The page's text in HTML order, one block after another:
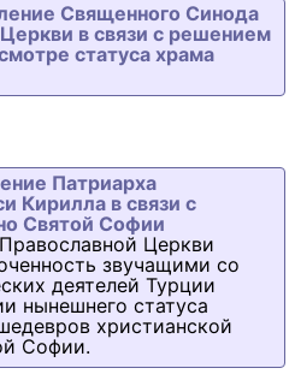
Священного Синода
в связи с решением
статуса храма
Патриарха
Кирилла в связи с
Святой Софии
Церкви
звучащими со
деятелей Турции
нынешнего статуса
христианской
Софии.